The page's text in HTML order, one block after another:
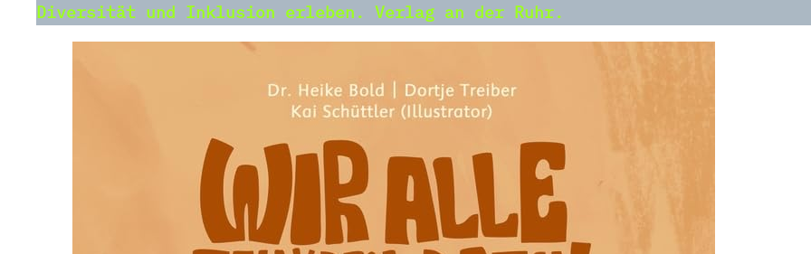
Diversität und Inklusion erleben. Verlag an der Ruhr.